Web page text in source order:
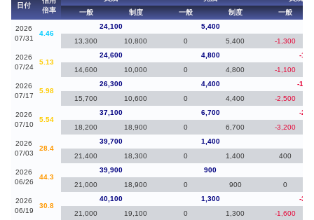
日付
倍率
一般
制度 一般 制度 一般
2026
07/31
4.46
24,100 5,400
13,300
10,800 0 5,400 -1,300
2026
07/24
5.13
24,600 4,800
-
14,600
10,000 0 4,800 -1,100
2026
07/17
5.98
26,300 4,400
-
15,700
10,600 0 4,400 -2,500
2026
07/10
5.54
37,100 6,700
-
18,200
18,900 0 6,700 -3,200
2026
07/03
28.4
39,700 1,400
21,400
18,300 0 1,400 400
2026
06/26
44.3
39,900 900
21,000
18,900 0 900 0
2026
06/19
30.8
40,100 1,300
-
21,000
19,100 0 1,300 -1,600